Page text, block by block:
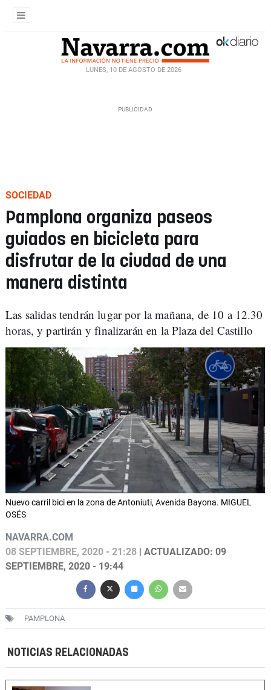
LUNES, 10 DE AGOSTO DE 2026
SOCIEDAD
Pamplona organiza paseos
guiados en bicicleta para
disfrutar de la ciudad de una
manera distinta
Las salidas tendrán lugar por la mañana, de 10 a 12.30
horas, y partirán y finalizarán en la Plaza del Castillo
Nuevo carril bici en la zona de Antoniuti, Avenida Bayona. MIGUEL
OSÉS
NAVARRA.COM
08 SEPTIEMBRE, 2020 - 21:28 | ACTUALIZADO: 09
SEPTIEMBRE, 2020 - 19:44
PAMPLONA
NOTICIAS RELACIONADAS